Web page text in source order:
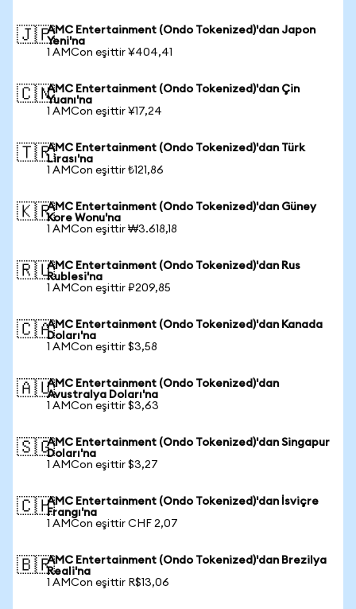
🇯🇵AMC Entertainment (Ondo Tokenized)'dan Japon
Yeni'na
1 AMCon eşittir ¥404,41
🇨🇳AMC Entertainment (Ondo Tokenized)'dan Çin
Yuanı'na
1 AMCon eşittir ¥17,24
🇹🇷AMC Entertainment (Ondo Tokenized)'dan Türk
Lirası'na
1 AMCon eşittir ₺121,86
🇰🇷AMC Entertainment (Ondo Tokenized)'dan Güney
Kore Wonu'na
1 AMCon eşittir ₩3.618,18
🇷🇺AMC Entertainment (Ondo Tokenized)'dan Rus
Rublesi'na
1 AMCon eşittir ₽209,85
🇨🇦AMC Entertainment (Ondo Tokenized)'dan Kanada
Doları'na
1 AMCon eşittir $3,58
🇦🇺AMC Entertainment (Ondo Tokenized)'dan
Avustralya Doları'na
1 AMCon eşittir $3,63
🇸🇬AMC Entertainment (Ondo Tokenized)'dan Singapur
Doları'na
1 AMCon eşittir $3,27
🇨🇭AMC Entertainment (Ondo Tokenized)'dan İsviçre
Frangı'na
1 AMCon eşittir CHF 2,07
🇧🇷AMC Entertainment (Ondo Tokenized)'dan Brezilya
Reali'na
1 AMCon eşittir R$13,06